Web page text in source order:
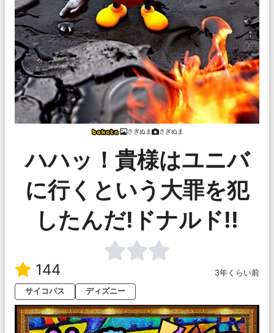
さぎぬま さぎぬま
ハハッ！貴様はユニバ
に行くという大罪を犯
したんだ!ドナルド!!
144
3年くらい前
サイコパス
ディズニー